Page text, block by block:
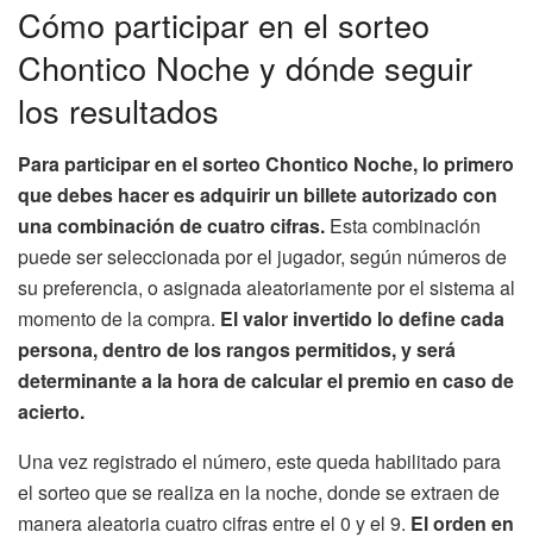
Cómo participar en el sorteo
Chontico Noche y dónde seguir
los resultados
Para participar en el sorteo Chontico Noche, lo primero
que debes hacer es adquirir un billete autorizado con
una combinación de cuatro cifras. Esta combinación
puede ser seleccionada por el jugador, según números de
su preferencia, o asignada aleatoriamente por el sistema al
momento de la compra. El valor invertido lo define cada
persona, dentro de los rangos permitidos, y será
determinante a la hora de calcular el premio en caso de
acierto.
Una vez registrado el número, este queda habilitado para
el sorteo que se realiza en la noche, donde se extraen de
manera aleatoria cuatro cifras entre el 0 y el 9. El orden en